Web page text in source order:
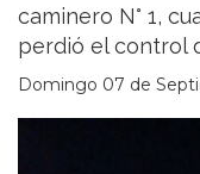
caminero N° 1,
perdió el control
Domingo 07 de